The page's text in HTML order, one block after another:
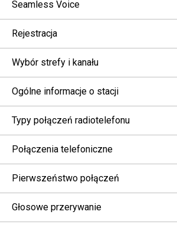
Seamless Voice
Rejestracja
Wybór strefy i kanału
Ogólne informacje o stacji
Typy połączeń radiotelefonu
Połączenia telefoniczne
Pierwszeństwo połączeń
Głosowe przerywanie